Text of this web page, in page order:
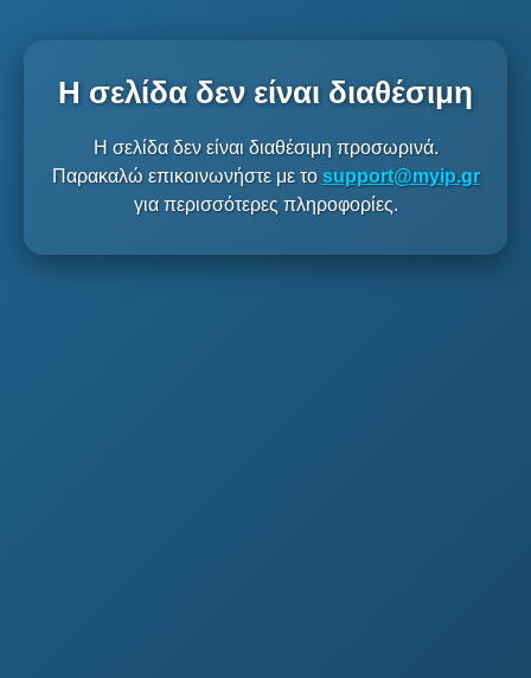
Η σελίδα δεν είναι διαθέσιμη
Η σελίδα δεν είναι διαθέσιμη προσωρινά.
Παρακαλώ επικοινωνήστε με το support@myip.gr
για περισσότερες πληροφορίες.